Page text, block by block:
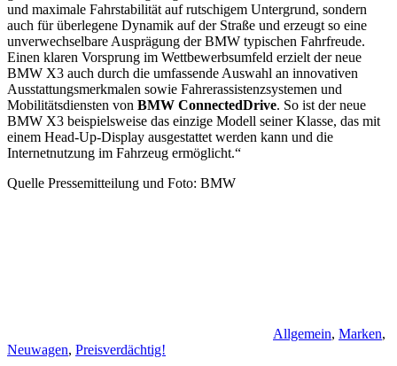
und maximale Fahrstabilität auf rutschigem Untergrund, sondern
auch für überlegene Dynamik auf der Straße und erzeugt so eine
unverwechselbare Ausprägung der BMW typischen Fahrfreude.
Einen klaren Vorsprung im Wettbewerbsumfeld erzielt der neue
BMW X3 auch durch die umfassende Auswahl an innovativen
Ausstattungsmerkmalen sowie Fahrerassistenzsystemen und
Mobilitätsdiensten von BMW ConnectedDrive. So ist der neue
BMW X3 beispielsweise das einzige Modell seiner Klasse, das mit
einem Head-Up-Display ausgestattet werden kann und die
Internetnutzung im Fahrzeug ermöglicht.“
Quelle Pressemitteilung und Foto: BMW
Allgemein, Marken,
Neuwagen, Preisverdächtig!